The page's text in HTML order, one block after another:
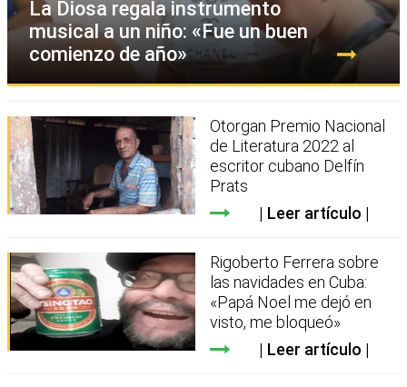
La Diosa regala instrumento
musical a un niño: «Fue un buen
comienzo de año»
Otorgan Premio Nacional
de Literatura 2022 al
escritor cubano Delfín
Prats
Leer artículo
Rigoberto Ferrera sobre
las navidades en Cuba:
«Papá Noel me dejó en
visto, me bloqueó»
Leer artículo